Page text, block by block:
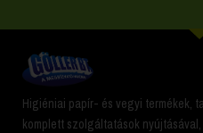
Higiéniai papír- és vegyi termékek,
komplett szolgáltatások